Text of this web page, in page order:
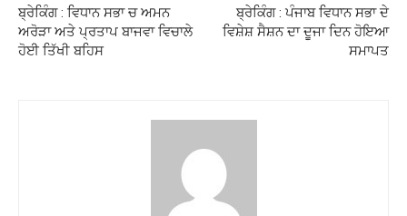
ਬ੍ਰੇਕਿੰਗ : ਵਿਧਾਨ ਸਭਾ ਚ ਅਮਨ
ਅਰੋੜਾ ਅਤੇ ਪ੍ਰਤਾਪ ਬਾਜਵਾ ਵਿਚਾਲੇ
ਹੋਈ ਤਿੱਖੀ ਬਹਿਸ
ਬ੍ਰੇਕਿੰਗ : ਪੰਜਾਬ ਵਿਧਾਨ ਸਭਾ ਦੇ
ਵਿਸ਼ੇਸ਼ ਸੈਸ਼ਨ ਦਾ ਦੂਜਾ ਦਿਨ ਹੋਇਆ
ਸਮਾਪਤ